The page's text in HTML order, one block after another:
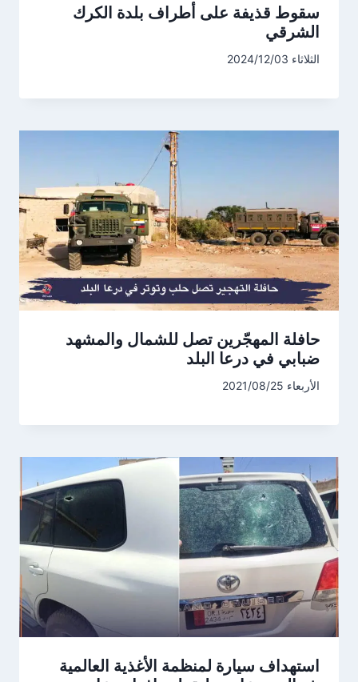
سقوط قذيفة على أطراف بلدة الكرك
الشرقي
الثلاثاء 2024/12/03
حافلة المهجّرين تصل للشمال والمشهد
ضبابي في درعا البلد
الأربعاء 2021/08/25
استهداف سيارة لمنظمة الأغذية العالمية